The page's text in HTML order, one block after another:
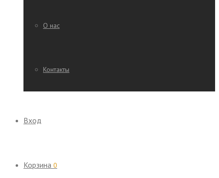
О нас
Контакты
Вход
Корзина 0